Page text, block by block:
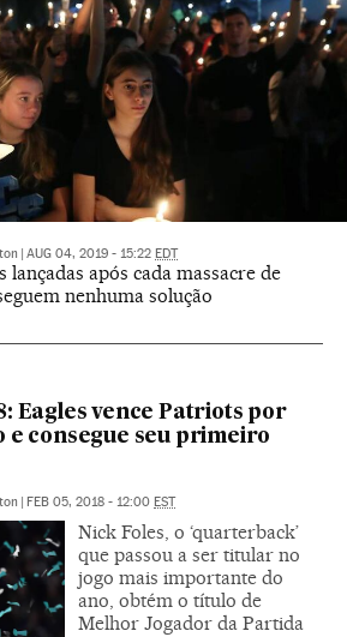
AUG 04, 2019 - 15:22 EDT
lançadas após cada massacre de
nenhuma solução
Eagles vence Patriots por
consegue seu primeiro
FEB 05, 2018 - 12:00 EST
Nick Foles, o ‘quarterback’
que passou a ser titular no
jogo mais importante do
ano, obtém o título de
Melhor Jogador da Partida